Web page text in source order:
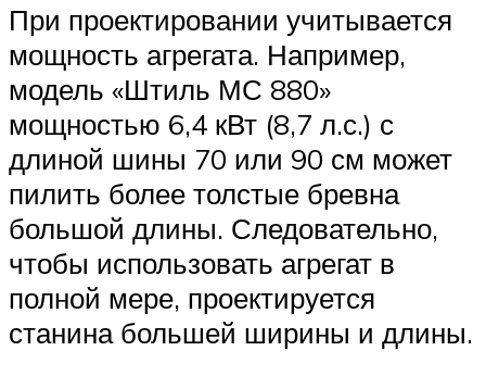
При проектировании учитывается
мощность агрегата. Например,
модель «Штиль МС 880»
мощностью 6,4 кВт (8,7 л.с.) с
длиной шины 70 или 90 см может
пилить более толстые бревна
большой длины. Следовательно,
чтобы использовать агрегат в
полной мере, проектируется
станина большей ширины и длины.